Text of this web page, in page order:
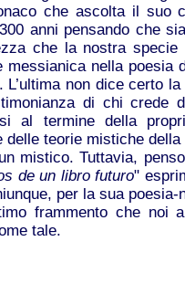
che ascolta il suo
anni pensando che
che la nostra
messianica nella
L’ultima non dice certo
di chi crede
al termine della
delle teorie mistiche
mistico. Tuttavia,
de un libro futuro"
per la sua
frammento che noi
tale.